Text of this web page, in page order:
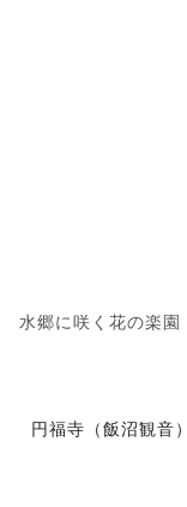
水郷に咲く花の楽園
円福寺（飯沼観音）